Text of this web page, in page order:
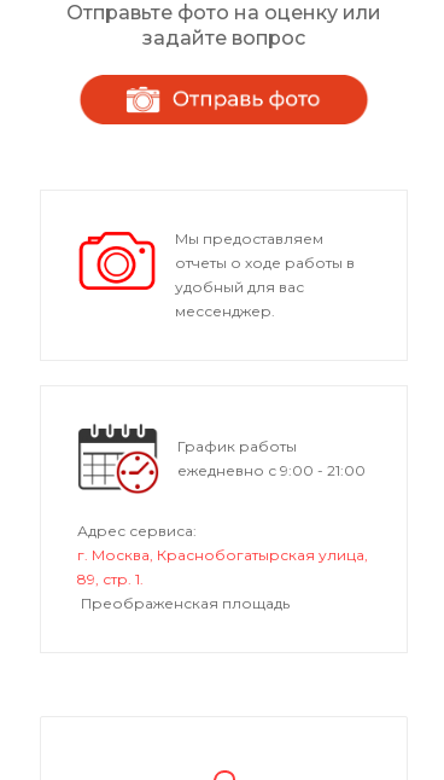
Отправьте фото на оценку или
задайте вопрос
Мы предоставляем
отчеты о ходе работы в
удобный для вас
мессенджер.
График работы
ежедневно с 9:00 - 21:00
Адрес сервиса:
г. Москва, Краснобогатырская улица,
89, стр. 1.
Преображенская площадь